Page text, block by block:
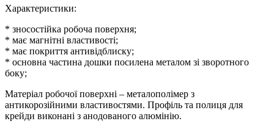
Характеристики:
* зносостійка робоча поверхня;
* має магнітні властивості;
* має покриття антивідблиску;
* основна частина дошки посилена металом зі зворотного
боку;
Матеріал робочої поверхні – металополімер з
антикорозійними властивостями. Профіль та полиця для
крейди виконані з анодованого алюмінію.